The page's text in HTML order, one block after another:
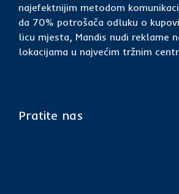
najefektnijim metodom
da 70% potrošača odluku o
licu mjesta, Mandis nudi reklame
lokacijama u najvećim tržnim
Pratite nas